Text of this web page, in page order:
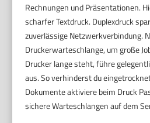
Rechnungen und Präsentationen.
scharfer Textdruck. Duplexdruck
zuverlässige Netzwerkverbindung.
Druckerwarteschlange, um große
Drucker lange steht, führe
aus. So verhinderst du
Dokumente aktiviere beim Druck
sichere Warteschlangen auf dem